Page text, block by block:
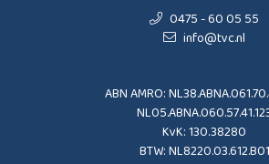
0475 - 60 05 55
info@tvc.nl
ABN AMRO:
KvK: 130.38280
BTW: NL8220.03.612.B01